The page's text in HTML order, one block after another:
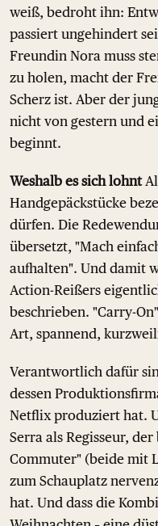
weiß, bedroht ihn:
passiert ungehindert
Freundin Nora muss
zu holen, macht der
Scherz ist. Aber der
nicht von gestern und
beginnt.
Weshalb es sich lohnt
Handgepäckstücke
dürfen. Die
übersetzt, "Mach
aufhalten". Und damit
Action-Reißers
beschrieben. "Carry-
Art, spannend,
Verantwortlich dafür
dessen
Netflix produziert hat.
Serra als Regisseur,
Commuter" (beide mit
zum Schauplatz
hat. Und dass die